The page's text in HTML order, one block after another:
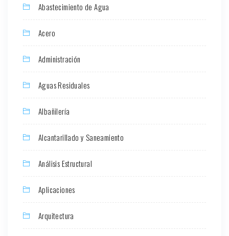
Abastecimiento de Agua
Acero
Administración
Aguas Residuales
Albañilería
Alcantarillado y Saneamiento
Análisis Estructural
Aplicaciones
Arquitectura